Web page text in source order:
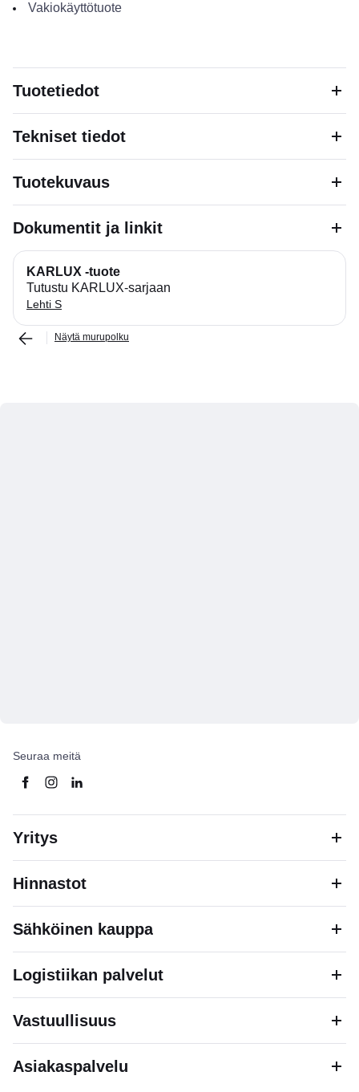
Vakiokäyttötuote
Tuotetiedot
Tekniset tiedot
Tuotekuvaus
Dokumentit ja linkit
KARLUX -tuote
Tutustu KARLUX-sarjaan
Lehti S
Näytä murupolku
Seuraa meitä
Yritys
Hinnastot
Sähköinen kauppa
Logistiikan palvelut
Vastuullisuus
Asiakaspalvelu